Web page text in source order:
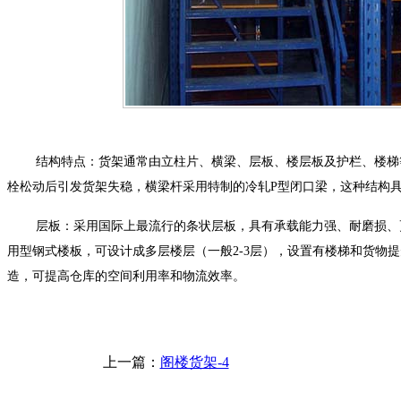
结构特点：货架通常由立柱片、横梁、层板、楼层板及护栏、楼
栓松动后引发货架失稳，横梁杆采用特制的冷轧P型闭口梁，这种结构
层板：采用国际上最流行的条状层板，具有承载能力强、耐磨损
用型钢式楼板，可设计成多层楼层（一般2-3层），设置有楼梯和货物
造，可提高仓库的空间利用率和物流效率。
上一篇： 阁楼货架-4